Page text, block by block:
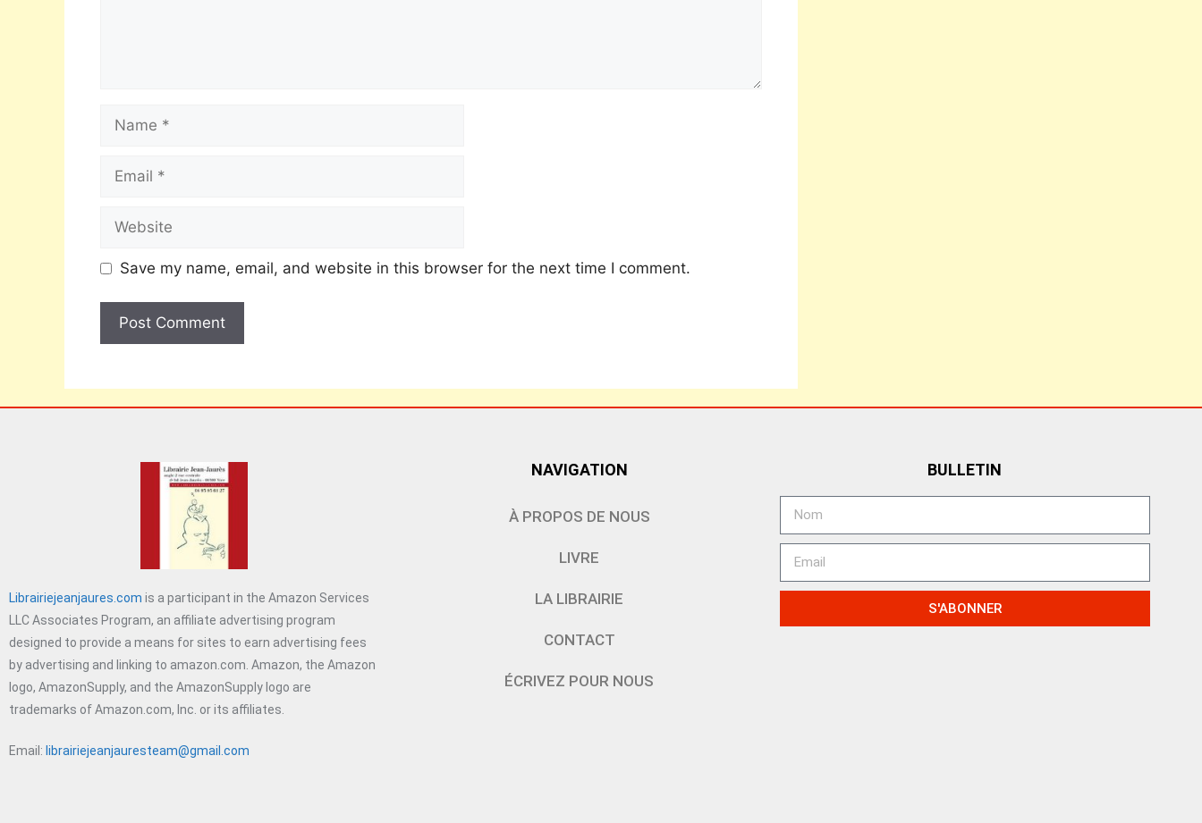
Save my name, email, and website in this browser for the next time I comment.
Librairiejeanjaures.com is a participant in the Amazon Services
LLC Associates Program, an affiliate advertising program
designed to provide a means for sites to earn advertising fees
by advertising and linking to amazon.com. Amazon, the Amazon
logo, AmazonSupply, and the AmazonSupply logo are
trademarks of Amazon.com, Inc. or its affiliates.
Email: librairiejeanjauresteam@gmail.com
NAVIGATION
À PROPOS DE NOUS
LIVRE
LA LIBRAIRIE
CONTACT
ÉCRIVEZ POUR NOUS
BULLETIN
S'ABONNER